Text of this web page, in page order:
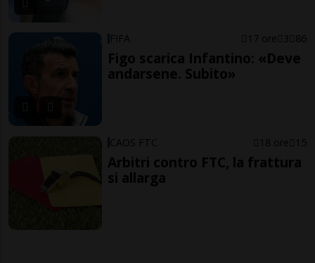
FIFA 17 ore 3 86
Figo scarica Infantino: «Deve
andarsene. Subito»
CAOS FTC 18 ore 15
Arbitri contro FTC, la frattura
si allarga